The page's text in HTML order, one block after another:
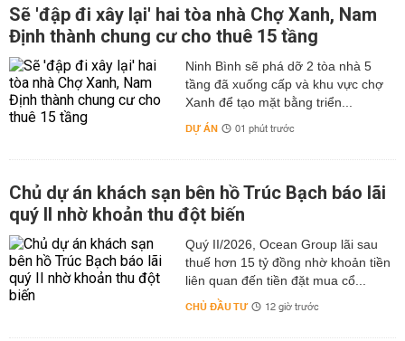
Sẽ 'đập đi xây lại' hai tòa nhà Chợ Xanh, Nam
Định thành chung cư cho thuê 15 tầng
Ninh Bình sẽ phá dỡ 2 tòa nhà 5
tầng đã xuống cấp và khu vực chợ
Xanh để tạo mặt bằng triển...
DỰ ÁN 01 phút trước
Chủ dự án khách sạn bên hồ Trúc Bạch báo lãi
quý II nhờ khoản thu đột biến
Quý II/2026, Ocean Group lãi sau
thuế hơn 15 tỷ đồng nhờ khoản tiền
liên quan đến tiền đặt mua cổ...
CHỦ ĐẦU TƯ 12 giờ trước